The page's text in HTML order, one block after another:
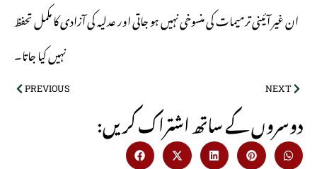
ان غیر آئینی ترمیمات کی منسوخی نہیں ہو جاتی اور عدلیہ کی آزادی کا مکمل تحفظ
نہیں کیا جاتا۔
PREVIOUS NEXT
:دوسروں کے ساتھ اشتراک کریں